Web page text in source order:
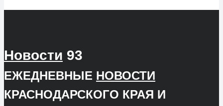
Новости 93
ЕЖЕДНЕВНЫЕ НОВОСТИ
КРАСНОДАРСКОГО КРАЯ И